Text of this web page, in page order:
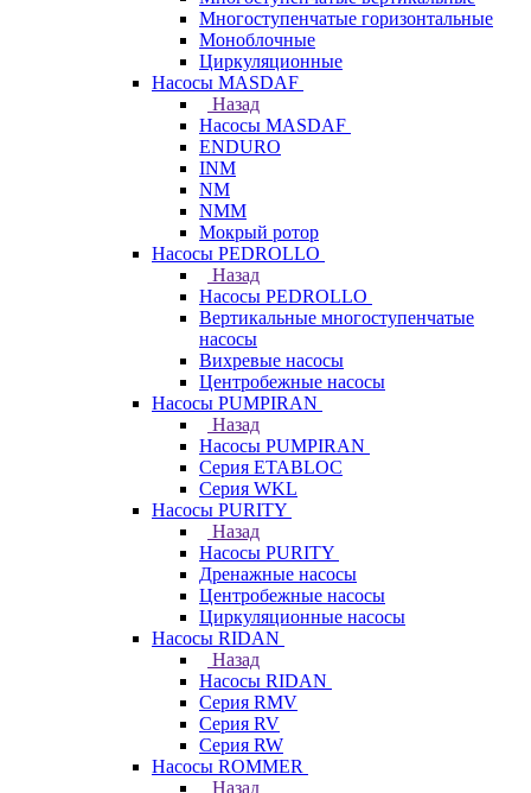
Многоступенчатые горизонтальные
Моноблочные
Циркуляционные
Насосы MASDAF
Назад
Насосы MASDAF
ENDURO
INM
NM
NMM
Мокрый ротор
Насосы PEDROLLO
Назад
Насосы PEDROLLO
Вертикальные многоступенчатые
насосы
Вихревые насосы
Центробежные насосы
Насосы PUMPIRAN
Назад
Насосы PUMPIRAN
Серия ETABLOC
Серия WKL
Насосы PURITY
Назад
Насосы PURITY
Дренажные насосы
Центробежные насосы
Циркуляционные насосы
Насосы RIDAN
Назад
Насосы RIDAN
Серия RMV
Серия RV
Серия RW
Насосы ROMMER
Назад